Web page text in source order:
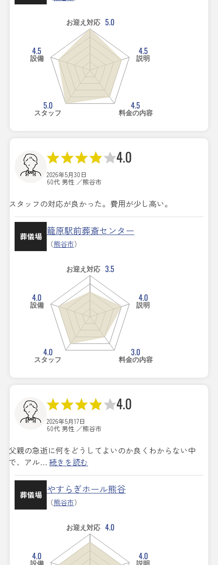
お迎え対応 5.0
4.5
説明
4.5
料金の内容
5.0
スタッフ
4.5
設備
4.0
2026年5月30日
60代 男性 ／熊谷市
スタッフの対応が良かった。費用が少し高い。
葬儀場 籠原駅前葬斎センター
（熊谷市）
お迎え対応 3.5
4.0
説明
3.0
料金の内容
4.0
スタッフ
4.0
設備
4.0
2026年5月17日
60代 男性 ／熊谷市
父親の急逝に何をどうしてよいのか良くわからない中
で、アル… 続きを読む
葬儀場 やすらぎホール熊谷
（熊谷市）
お迎え対応 4.0
4.0
4.0